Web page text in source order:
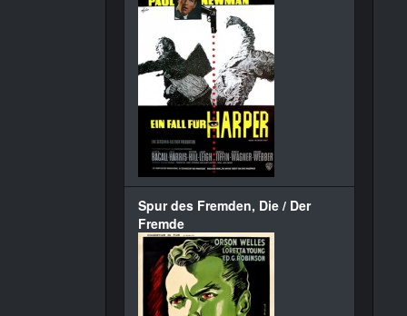
Spur des Fremden, Die / Der
Fremde